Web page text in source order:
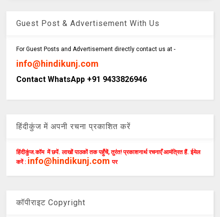
Guest Post & Advertisement With Us
For Guest Posts and Advertisement directly contact us at -
info@hindikunj.com
Contact WhatsApp +91 9433826946
हिंदीकुंज में अपनी रचना प्रकाशित करें
हिंदीकुंज.कॉम में छपें. लाखों पाठकों तक पहुँचें, तुरंत! प्रकाशनार्थ रचनाएँ आमंत्रित हैं. ईमेल
करें : info@hindikunj.com पर
कॉपीराइट Copyright